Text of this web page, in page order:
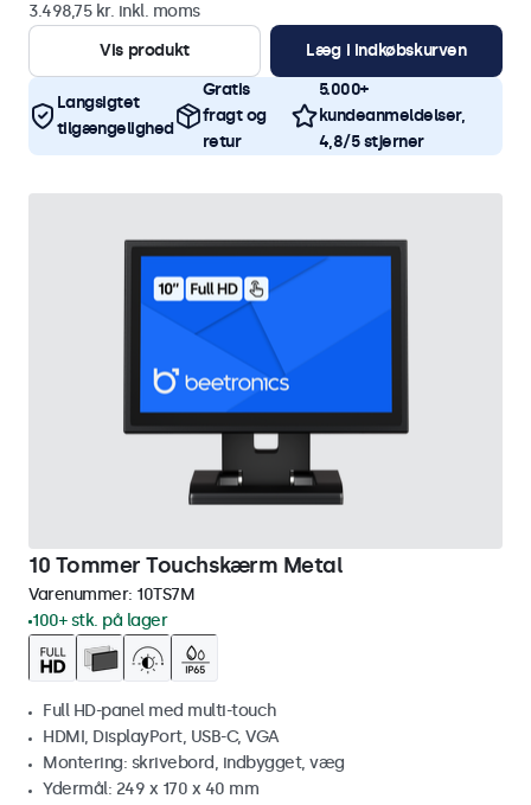
3.498,75 kr. inkl. moms
Vis produkt
Læg i indkøbskurven
Langsigtet
tilgængelighed
Gratis
fragt og
retur
5.000+
kundeanmeldelser,
4,8/5 stjerner
10 Tommer Touchskærm Metal
Varenummer: 10TS7M
100+ stk. på lager
Full HD-panel med multi-touch
HDMI, DisplayPort, USB-C, VGA
Montering: skrivebord, indbygget, væg
Ydermål: 249 x 170 x 40 mm